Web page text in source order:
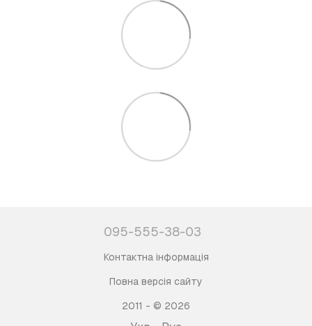
095-555-38-03
Контактна інформація
Повна версія сайту
2011 - © 2026